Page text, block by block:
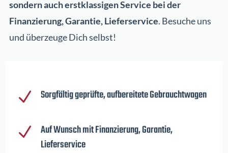
sondern auch erstklassigen Service bei der
Finanzierung, Garantie, Lieferservice. Besuche uns
und überzeuge Dich selbst!
N Sorgfältig geprüfte, aufbereitete Gebrauchtwagen
N
Auf Wunsch mit Finanzierung, Garantie,
Lieferservice